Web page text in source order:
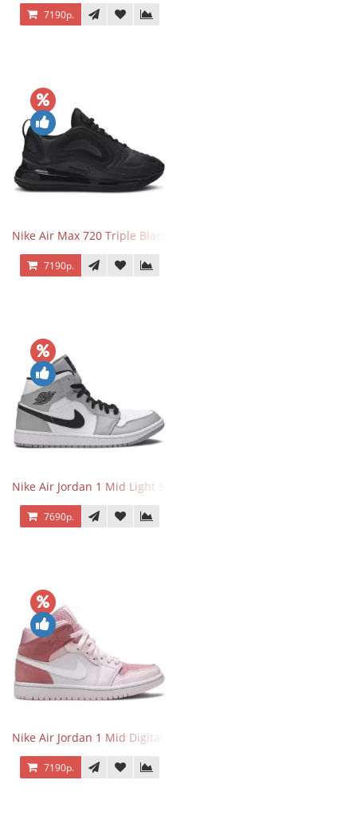
7190р.
Nike Air Max 720 Triple Black
7190р.
Nike Air Jordan 1 Mid Light Smoke Grey
7690р.
Nike Air Jordan 1 Mid Digital Pink
7190р.